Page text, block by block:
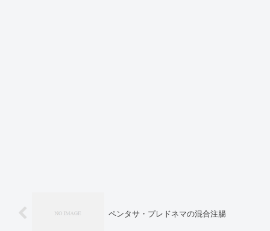
ペンタサ・プレドネマの混合注腸